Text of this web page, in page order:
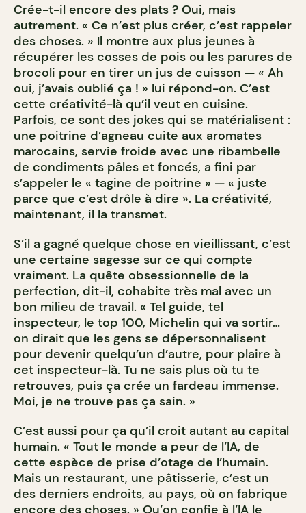
Crée-t-il encore des plats ? Oui, mais
autrement. « Ce n’est plus créer, c’est rappeler
des choses. » Il montre aux plus jeunes à
récupérer les cosses de pois ou les parures de
brocoli pour en tirer un jus de cuisson — « Ah
oui, j’avais oublié ça ! » lui répond-on. C’est
cette créativité-là qu’il veut en cuisine.
Parfois, ce sont des jokes qui se matérialisent :
une poitrine d’agneau cuite aux aromates
marocains, servie froide avec une ribambelle
de condiments pâles et foncés, a fini par
s’appeler le « tagine de poitrine » — « juste
parce que c’est drôle à dire ». La créativité,
maintenant, il la transmet.
S’il a gagné quelque chose en vieillissant, c’est
une certaine sagesse sur ce qui compte
vraiment. La quête obsessionnelle de la
perfection, dit-il, cohabite très mal avec un
bon milieu de travail. « Tel guide, tel
inspecteur, le top 100, Michelin qui va sortir…
on dirait que les gens se dépersonnalisent
pour devenir quelqu’un d’autre, pour plaire à
cet inspecteur-là. Tu ne sais plus où tu te
retrouves, puis ça crée un fardeau immense.
Moi, je ne trouve pas ça sain. »
C’est aussi pour ça qu’il croit autant au capital
humain. « Tout le monde a peur de l’IA, de
cette espèce de prise d’otage de l’humain.
Mais un restaurant, une pâtisserie, c’est un
des derniers endroits, au pays, où on fabrique
encore des choses. » Qu’on confie à l’IA le